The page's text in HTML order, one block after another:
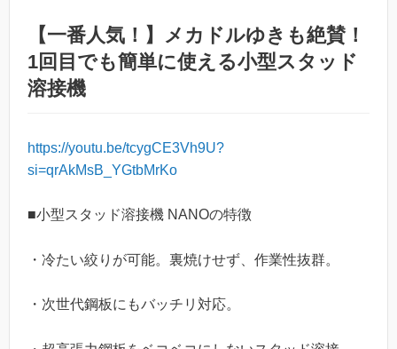
【一番人気！】メカドルゆきも絶賛！
1回目でも簡単に使える小型スタッド
溶接機
https://youtu.be/tcygCE3Vh9U?
si=qrAkMsB_YGtbMrKo
■小型スタッド溶接機 NANOの特徴
・冷たい絞りが可能。裏焼けせず、作業性抜群。
・次世代鋼板にもバッチリ対応。